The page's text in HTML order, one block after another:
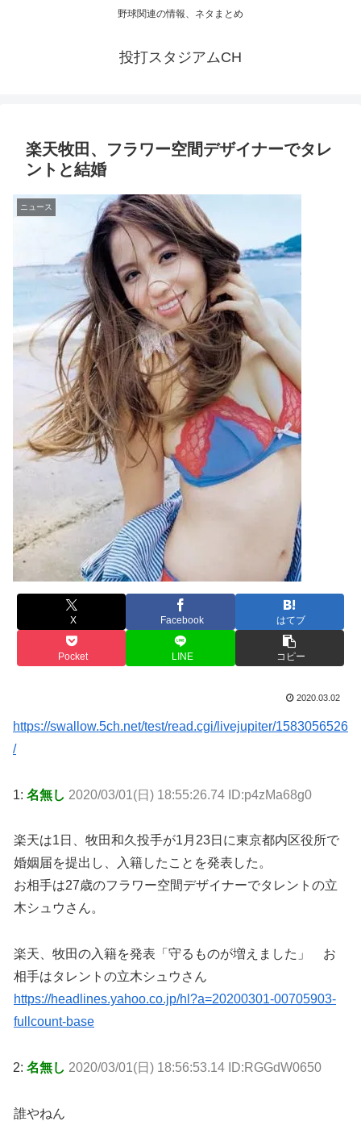
野球関連の情報、ネタまとめ
投打スタジアムCH
楽天牧田、フラワー空間デザイナーでタレ
ントと結婚
ニュース
X Facebook はてブ
Pocket LINE コピー
2020.03.02
https://swallow.5ch.net/test/read.cgi/livejupiter/1583056526
/
1: 名無し 2020/03/01(日) 18:55:26.74 ID:p4zMa68g0
楽天は1日、牧田和久投手が1月23日に東京都内区役所で
婚姻届を提出し、入籍したことを発表した。
お相手は27歳のフラワー空間デザイナーでタレントの立
木シュウさん。
楽天、牧田の入籍を発表「守るものが増えました」 お
相手はタレントの立木シュウさん
https://headlines.yahoo.co.jp/hl?a=20200301-00705903-
fullcount-base
2: 名無し 2020/03/01(日) 18:56:53.14 ID:RGGdW0650
誰やねん